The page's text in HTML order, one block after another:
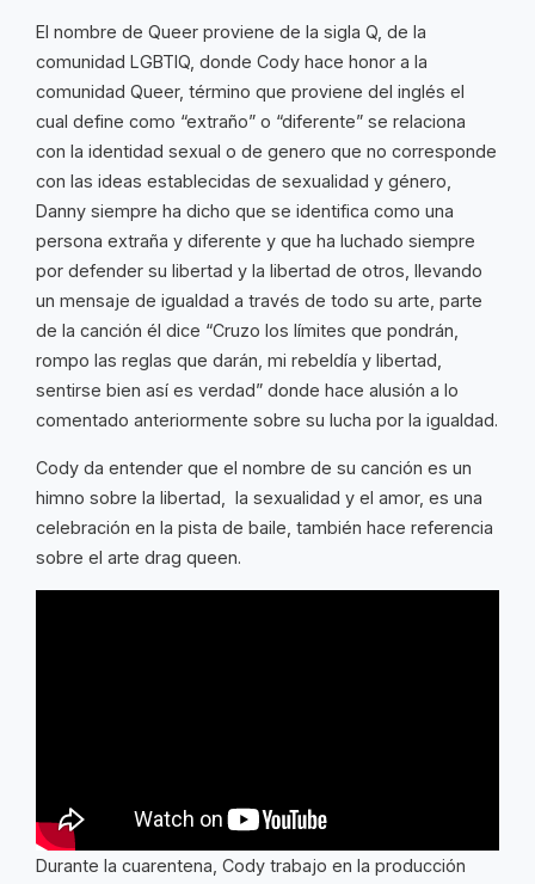
El nombre de Queer proviene de la sigla Q, de la
comunidad LGBTIQ, donde Cody hace honor a la
comunidad Queer, término que proviene del inglés el
cual define como “extraño” o “diferente” se relaciona
con la identidad sexual o de genero que no corresponde
con las ideas establecidas de sexualidad y género,
Danny siempre ha dicho que se identifica como una
persona extraña y diferente y que ha luchado siempre
por defender su libertad y la libertad de otros, llevando
un mensaje de igualdad a través de todo su arte, parte
de la canción él dice “Cruzo los límites que pondrán,
rompo las reglas que darán, mi rebeldía y libertad,
sentirse bien así es verdad” donde hace alusión a lo
comentado anteriormente sobre su lucha por la igualdad.
Cody da entender que el nombre de su canción es un
himno sobre la libertad, la sexualidad y el amor, es una
celebración en la pista de baile, también hace referencia
sobre el arte drag queen.
Durante la cuarentena, Cody trabajo en la producción